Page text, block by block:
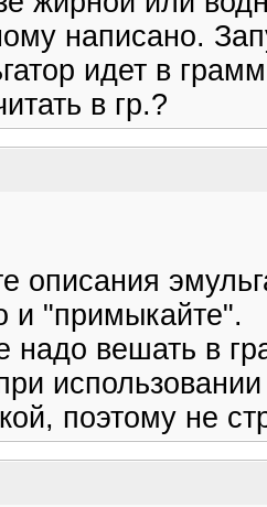
написано.
идет в
в гр.?
описания
и "примыкайте".
надо вешать в
поэтому не